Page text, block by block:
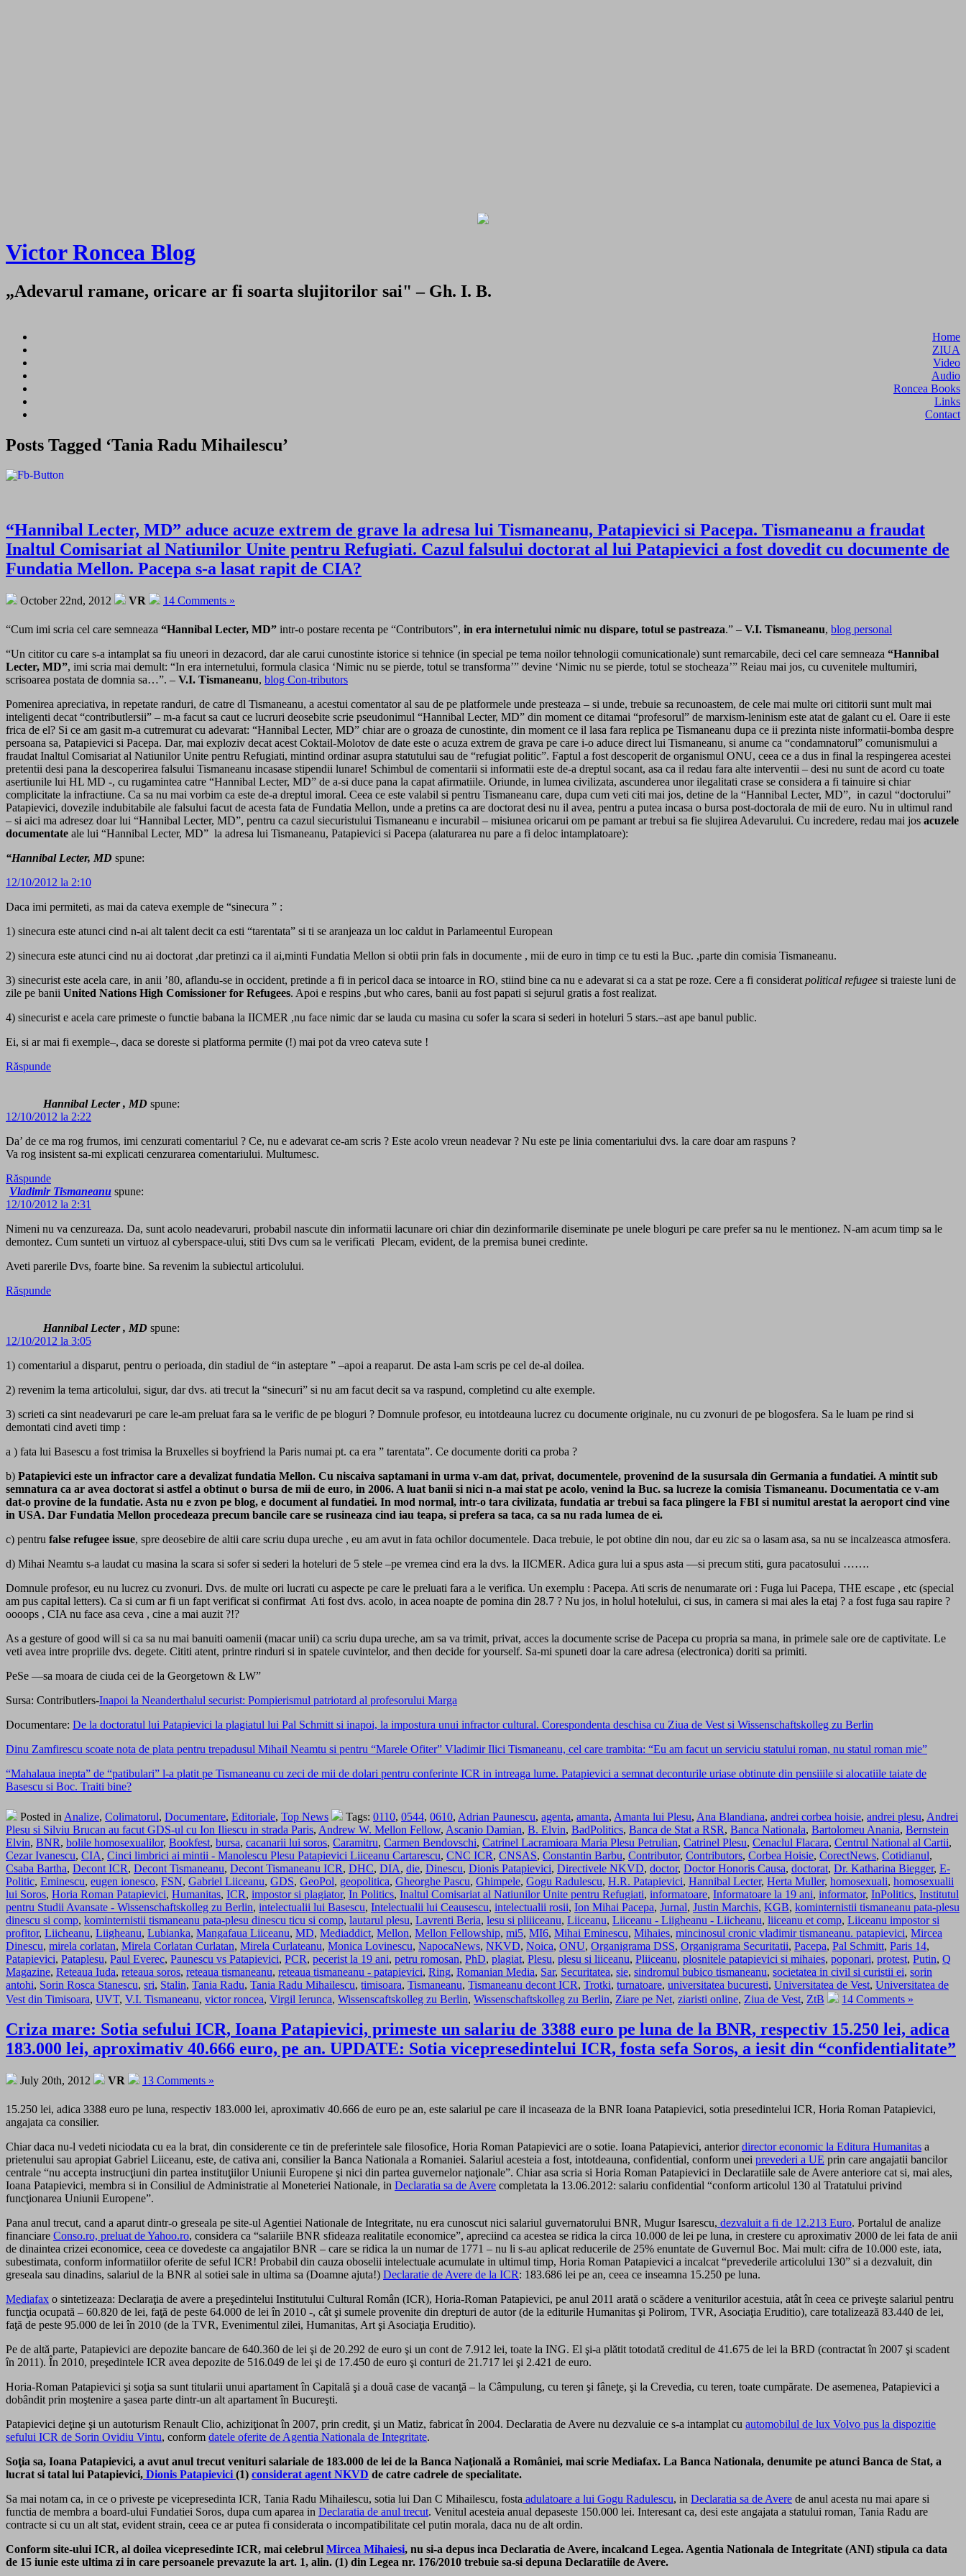
Victor Roncea Blog
„Adevarul ramane, oricare ar fi soarta slujitorilor sai" – Gh. I. B.
Home
ZIUA
Video
Audio
Roncea Books
Links
Contact
Posts Tagged ‘Tania Radu Mihailescu’
“Hannibal Lecter, MD” aduce acuze extrem de grave la adresa lui Tismaneanu, Patapievici si Pacepa. Tismaneanu a fraudat
Inaltul Comisariat al Natiunilor Unite pentru Refugiati. Cazul falsului doctorat al lui Patapievici a fost dovedit cu documente de
Fundatia Mellon. Pacepa s-a lasat rapit de CIA?
October 22nd, 2012 VR 14 Comments »
“Cum imi scria cel care semneaza “Hannibal Lecter, MD” intr-o postare recenta pe “Contributors”, in era internetului nimic nu dispare, totul se pastreaza.” – V.I. Tismaneanu, blog personal
“Un cititor cu care s-a intamplat sa fiu uneori in dezacord, dar ale carui cunostinte istorice si tehnice (in special pe tema noilor tehnologii comunicationale) sunt remarcabile, deci cel care semneaza “Hannibal
Lecter, MD”, imi scria mai demult: “In era internetului, formula clasica ‘Nimic nu se pierde, totul se transforma’” devine ‘Nimic nu se pierde, totul se stocheaza’” Reiau mai jos, cu cuvenitele multumiri,
scrisoarea postata de domnia sa…”. – V.I. Tismaneanu, blog Con-tributors
Pomenirea apreciativa, in repetate randuri, de catre dl Tismaneanu, a acestui comentator al sau de pe platformele unde presteaza – si unde, trebuie sa recunoastem, de cele mai multe ori cititorii sunt mult mai
inteligenti decat “contributlersii” – m-a facut sa caut ce lucruri deosebite scrie pseudonimul “Hannibal Lecter, MD” din moment ce ditamai “profesorul” de marxism-leninism este atat de galant cu el. Oare ii este
frica de el? Si ce am gasit m-a cutremurat cu adevarat: “Hannibal Lecter, MD” chiar are o groaza de cunostinte, din moment ce il lasa fara replica pe Tismaneanu dupa ce ii prezinta niste informatii-bomba despre
persoana sa, Patapievici si Pacepa. Dar, mai exploziv decat acest Coktail-Molotov de date este o acuza extrem de grava pe care i-o aduce direct lui Tismaneanu, si anume ca “condamnatorul” comunismului a
fraudat Inaltul Comisariat al Natiunilor Unite pentru Refugiati, mintind ordinar asupra statutului sau de “refugiat politic”. Faptul a fost descoperit de organismul ONU, ceea ce a dus in final la respingerea acestei
pretentii desi pana la descoperirea falsului Tismaneanu incasase stipendii lunare! Schimbul de comentarii si informatii este de-a dreptul socant, asa ca il redau fara alte interventii – desi nu sunt de acord cu toate
asertiunile lui HL MD -, cu rugamintea catre “Hannibal Lecter, MD” de a-si duce pana la capat afirmatiile. Oriunde, in lumea civilizata, ascunderea unor ilegalitati crase se considera a fi tainuire si chiar
complicitate la infractiune. Ca sa nu mai vorbim ca este de-a dreptul imoral. Ceea ce este valabil si pentru Tismaneanu care, dupa cum veti citi mai jos, detine de la “Hannibal Lecter, MD”, in cazul “doctorului”
Patapievici, dovezile indubitabile ale falsului facut de acesta fata de Fundatia Mellon, unde a pretins ca are doctorat desi nu il avea, pentru a putea incasa o bursa post-doctorala de mii de euro. Nu in ultimul rand
– si aici ma adresez doar lui “Hannibal Lecter, MD”, pentru ca cazul siecuristului Tismaneanu e incurabil – misiunea oricarui om pe pamant ar trebui sa fie slujirea Adevarului. Cu incredere, redau mai jos acuzele
documentate ale lui “Hannibal Lecter, MD” la adresa lui Tismaneanu, Patapievici si Pacepa (alaturarea nu pare a fi deloc intamplatoare):
“Hannibal Lecter, MD spune:
12/10/2012 la 2:10
Daca imi permiteti, as mai da cateva exemple de “sinecura ” :
1) sinecura este atunci cind n-ai alt talent decit ca esti “tarentata” si ti se aranjeaza un loc caldut in Parlameentul European
2) sinecura este atunci cind nu ai doctorat ,dar pretinzi ca il ai,minti Fundatia Mellon si obtii prin fals in documente , mii de euro in timp ce tu esti la Buc. ,parte din comisia Tismaneanu.
3) sinecurist este acela care, in anii ’80, aflandu-se in occident, pretinde a fi in pericol daca se intoarce in RO, stiind bine ca nu e adevarat si ca a stat pe roze. Cere a fi considerat political refugee si traieste luni de
zile pe banii United Nations High Comissioner for Refugees. Apoi e respins ,but who cares, banii au fost papati si sejurul gratis a fost realizat.
4) sinecurist e acela care primeste o functie babana la IICMER ,nu face nimic dar se lauda cu masina cu sofer la scara si sederi in hoteluri 5 stars.–ast ape banul public.
Ei, si ar mai fi exemple–, daca se doreste si platforma permite (!) mai pot da vreo cateva sute !
Răspunde
Hannibal Lecter , MD spune:
12/10/2012 la 2:22
Da’ de ce ma rog frumos, imi cenzurati comentariul ? Ce, nu e adevarat ce-am scris ? Este acolo vreun neadevar ? Nu este pe linia comentariului dvs. la care doar am raspuns ?
Va rog insistent sa-mi explicati cenzurarea comentariului. Multumesc.
Răspunde
Vladimir Tismaneanu spune:
12/10/2012 la 2:31
Nimeni nu va cenzureaza. Da, sunt acolo neadevaruri, probabil nascute din informatii lacunare ori chiar din dezinformarile diseminate pe unele bloguri pe care prefer sa nu le mentionez. N-am acum timp sa le
demontez. Cum sunteti un virtuoz al cyberspace-ului, stiti Dvs cum sa le verificati Plecam, evident, de la premisa bunei credinte.
Aveti parerile Dvs, foarte bine. Sa revenim la subiectul articolului.
Răspunde
Hannibal Lecter , MD spune:
12/10/2012 la 3:05
1) comentariul a disparut, pentru o perioada, din stadiul de “in asteptare ” –apoi a reaparut. De asta l-am scris pe cel de-al doilea.
2) revenim la tema articolului, sigur, dar dvs. ati trecut la “sinecuri” si nu am facut decit sa va raspund, completind cu alte exemple.
3) scrieti ca sint neadevaruri pe care le-am preluat fara sa le verific de pe bloguri ? Domnule profesor, eu intotdeauna lucrez cu documente originale, nu cu zvonuri de pe blogosfera. Sa le luam pe rind si
demontati cind aveti timp :
a ) fata lui Basescu a fost trimisa la Bruxelles si boyfriend la Paris numai pt. ca era ” tarentata”. Ce documente doriti ca proba ?
b) Patapievici este un infractor care a devalizat fundatia Mellon. Cu niscaiva saptamani in urma v-am dat, privat, documentele, provenind de la susursala din Germania a fundatiei. A mintit sub
semnatura ca ar avea doctorat si astfel a obtinut o bursa de mii de euro, in 2006. A luat banii si nici n-a mai stat pe acolo, venind la Buc. sa lucreze la comisia Tismaneanu. Documentatia ce v-am
dat-o provine de la fundatie. Asta nu e zvon pe blog, e document al fundatiei. In mod normal, intr-o tara civilizata, fundatia ar trebui sa faca plingere la FBI si numitul arestat la aeroport cind vine
in USA. Dar Fundatia Mellon procedeaza precum bancile care se rusineaza cind iau teapa, si prefera sa taca, ca sa nu rada lumea de ei.
c) pentru false refugee issue, spre deosebire de altii care scriu dupa ureche , eu am avut in fata ochilor documentele. Daca trebuie, le pot obtine din nou, dar eu zic sa o lasam asa, sa nu se incalzeasca atmosfera.
d) Mihai Neamtu s-a laudat cu masina la scara si sofer si sederi la hoteluri de 5 stele –pe vremea cind era la dvs. la IICMER. Adica gura lui a spus asta —si precum stiti, gura pacatosului …….
Domnule profesor, eu nu lucrez cu zvonuri. Dvs. de multe ori lucrati cu aspecte pe care le preluati fara a le verifica. Un exemplu : Pacepa. Ati scris de nenumarate ori : Fuga lui Pacepa, THE escape , etc (special
am pus capital letters). Ca si cum ar fi un fapt verificat si confirmat Ati fost dvs. acolo, in acea noapte de pomina din 28.7 ? Nu jos, in holul hotelului, ci sus, in camera si mai ales la etaj ? a fost fuga sau rapire ?
oooops , CIA nu face asa ceva , cine a mai auzit ?!?
As a gesture of good will si ca sa nu mai banuiti oamenii (macar unii) ca scriu dupa ureche, am sa va trimit, privat, acces la documente scrise de Pacepa cu propria sa mana, in primele sale ore de captivitate. Le
veti avea intre propriile dvs. degete. Cititi atent, printre rinduri si in spatele cuvintelor, and then decide for yourself. Sa-mi spuneti doar la care adresa (electronica) doriti sa primiti.
PeSe —sa moara de ciuda cei de la Georgetown & LW”
Sursa: Contributlers-Inapoi la Neanderthalul securist: Pompierismul patriotard al profesorului Marga
Documentare: De la doctoratul lui Patapievici la plagiatul lui Pal Schmitt si inapoi, la impostura unui infractor cultural. Corespondenta deschisa cu Ziua de Vest si Wissenschaftskolleg zu Berlin
Dinu Zamfirescu scoate nota de plata pentru trepadusul Mihail Neamtu si pentru “Marele Ofiter” Vladimir Ilici Tismaneanu, cel care trambita: “Eu am facut un serviciu statului roman, nu statul roman mie”
“Mahalaua inepta” de “patibulari” l-a platit pe Tismaneanu cu zeci de mii de dolari pentru conferinte ICR in intreaga lume. Patapievici a semnat deconturile uriase obtinute din pensiiile si alocatiile taiate de
Basescu si Boc. Traiti bine?
Posted in Analize, Colimatorul, Documentare, Editoriale, Top News Tags: 0110, 0544, 0610, Adrian Paunescu, agenta, amanta, Amanta lui Plesu, Ana Blandiana, andrei corbea hoisie, andrei plesu, Andrei
Plesu si Silviu Brucan au facut GDS-ul cu Ion Iliescu in strada Paris, Andrew W. Mellon Fellow, Ascanio Damian, B. Elvin, BadPolitics, Banca de Stat a RSR, Banca Nationala, Bartolomeu Anania, Bernstein
Elvin, BNR, bolile homosexualilor, Bookfest, bursa, cacanarii lui soros, Caramitru, Carmen Bendovschi, Catrinel Lacramioara Maria Plesu Petrulian, Catrinel Plesu, Cenaclul Flacara, Centrul National al Cartii,
Cezar Ivanescu, CIA, Cinci limbrici ai mintii - Manolescu Plesu Patapievici Liiceanu Cartarescu, CNC ICR, CNSAS, Constantin Barbu, Contributor, Contributors, Corbea Hoisie, CorectNews, Cotidianul,
Csaba Bartha, Decont ICR, Decont Tismaneanu, Decont Tismaneanu ICR, DHC, DIA, die, Dinescu, Dionis Patapievici, Directivele NKVD, doctor, Doctor Honoris Causa, doctorat, Dr. Katharina Biegger, E-
Politic, Eminescu, eugen ionesco, FSN, Gabriel Liiceanu, GDS, GeoPol, geopolitica, Gheorghe Pascu, Ghimpele, Gogu Radulescu, H.R. Patapievici, Hannibal Lecter, Herta Muller, homosexuali, homosexualii
lui Soros, Horia Roman Patapievici, Humanitas, ICR, impostor si plagiator, In Politics, Inaltul Comisariat al Natiunilor Unite pentru Refugiati, informatoare, Informatoare la 19 ani, informator, InPolitics, Institutul
pentru Studii Avansate - Wissenschaftskolleg zu Berlin, intelectualii lui Basescu, Intelectualii lui Ceausescu, intelectualii rosii, Ion Mihai Pacepa, Jurnal, Justin Marchis, KGB, kominternistii tismaneanu pata-plesu
dinescu si comp, kominternistii tismaneanu pata-plesu dinescu ticu si comp, lautarul plesu, Lavrenti Beria, lesu si pliiiceanu, Liiceanu, Liiceanu - Liigheanu - Liicheanu, liiceanu et comp, Liiceanu impostor si
profitor, Liicheanu, Liigheanu, Lubianka, Mangafaua Liiceanu, MD, Mediaddict, Mellon, Mellon Fellowship, mi5, MI6, Mihai Eminescu, Mihaies, mincinosul cronic vladimir tismaneanu. patapievici, Mircea
Dinescu, mirela corlatan, Mirela Corlatan Curlatan, Mirela Curlateanu, Monica Lovinescu, NapocaNews, NKVD, Noica, ONU, Organigrama DSS, Organigrama Securitatii, Pacepa, Pal Schmitt, Paris 14,
Patapievici, Pataplesu, Paul Everec, Paunescu vs Patapievici, PCR, pecerist la 19 ani, petru romosan, PhD, plagiat, Plesu, plesu si liiceanu, Pliiceanu, plosnitele patapievici si mihaies, poponari, protest, Putin, Q
Magazine, Reteaua Iuda, reteaua soros, reteaua tismaneanu, reteaua tismaneanu - patapievici, Ring, Romanian Media, Sar, Securitatea, sie, sindromul bubico tismaneanu, societatea in civil si curistii ei, sorin
antohi, Sorin Rosca Stanescu, sri, Stalin, Tania Radu, Tania Radu Mihailescu, timisoara, Tismaneanu, Tismaneanu decont ICR, Trotki, turnatoare, universitatea bucuresti, Universitatea de Vest, Universitatea de
Vest din Timisoara, UVT, V.I. Tismaneanu, victor roncea, Virgil Ierunca, Wissenscaftskolleg zu Berlin, Wissenschaftskolleg zu Berlin, Ziare pe Net, ziaristi online, Ziua de Vest, ZtB 14 Comments »
Criza mare: Sotia sefului ICR, Ioana Patapievici, primeste un salariu de 3388 euro pe luna de la BNR, respectiv 15.250 lei, adica
183.000 lei, aproximativ 40.666 euro, pe an. UPDATE: Sotia vicepresedintelui ICR, fosta sefa Soros, a iesit din “confidentialitate”
July 20th, 2012 VR 13 Comments »
15.250 lei, adica 3388 euro pe luna, respectiv 183.000 lei, aproximativ 40.666 de euro pe an, este salariul pe care il incaseaza de la BNR Ioana Patapievici, sotia presedintelui ICR, Horia Roman Patapievici,
angajata ca consilier.
Chiar daca nu-l vedeti niciodata cu ea la brat, din considerente ce tin de preferintele sale filosofice, Horia Roman Patapievici are o sotie. Ioana Patapievici, anteriordirector economic la Editura Humanitas a
prietenului sau apropiat Gabriel Liiceanu, este, de cativa ani, consilier la Banca Nationala a Romaniei. Salariul acesteia a fost, intotdeauna, confidential, conform unei prevederi a UE prin care angajatii bancilor
centrale “nu accepta instrucţiuni din partea instituţiilor Uniunii Europene şi nici din partea guvernelor naţionale”. Chiar asa scria si Horia Roman Patapievici in Declaratiile sale de Avere anteriore cat si, mai ales,
Ioana Patapievici, membra si in Consiliul de Administratie al Moneteriei Nationale, in Declaratia sa de Avere completata la 13.06.2012: salariu confidential “conform articolul 130 al Tratatului privind
funcţionarea Uniunii Europene”.
Pana anul trecut, cand a aparut dintr-o greseala pe site-ul Agentiei Nationale de Integritate, nu era cunoscut nici salariul guvernatorului BNR, Mugur Isarescu, dezvaluit a fi de 12.213 Euro. Portalul de analize
financiare Conso.ro, preluat de Yahoo.ro, considera ca “salariile BNR sfideaza realitatile economice”, apreciind ca acestea se ridica la circa 10.000 de lei pe luna, in crestere cu aproximativ 2000 de lei fata de anii
de dinaintea crizei economice, ceea ce dovedeste ca angajatilor BNR – care se ridica la un numar de 1771 – nu li s-au aplicat reducerile de 25% enuntate de Guvernul Boc. Mai mult: cifra de 10.000 este, iata,
subestimata, conform informatiilor oferite de seful ICR! Probabil din cauza oboselii intelectuale acumulate in ultimul timp, Horia Roman Patapievici a incalcat “prevederile articolului 130” si a dezvaluit, din
greseala sau dinadins, salariul de la BNR al sotiei sale in ultima sa (Doamne ajuta!) Declaratie de Avere de la ICR: 183.686 lei pe an, ceea ce inseamna 15.250 pe luna.
Mediafax o sintetizeaza: Declaraţia de avere a preşedintelui Institutului Cultural Român (ICR), Horia-Roman Patapievici, pe anul 2011 arată o scădere a veniturilor acestuia, atât în ceea ce priveşte salariul pentru
funcţia ocupată – 60.820 de lei, faţă de peste 64.000 de lei în 2010 -, cât şi sumele provenite din drepturi de autor (de la editurile Humanitas şi Polirom, TVR, Asociaţia Eruditio), care totalizează 83.440 de lei,
faţă de peste 95.000 de lei în 2010 (de la TVR, Evenimentul zilei, Humanitas, Art şi Asociaţia Eruditio).
Pe de altă parte, Patapievici are depozite bancare de 640.360 de lei şi de 20.292 de euro şi un cont de 7.912 lei, toate la ING. El şi-a plătit totodată creditul de 41.675 de lei la BRD (contractat în 2007 şi scadent
în 2011). În 2010, preşedintele ICR avea depozite de 516.049 de lei şi de 17.450 de euro şi conturi de 21.717 lei şi 2.421 de euro.
Horia-Roman Patapievici şi soţia sa sunt titularii unui apartament în Capitală şi a două case de vacanţă – la Câmpulung, cu teren şi fâneţe, şi la Crevedia, cu teren, toate cumpărate. De asemenea, Patapievici a
dobândit prin moştenire a şasea parte dintr-un alt apartament în Bucureşti.
Patapievici deţine şi un autoturism Renault Clio, achiziţionat în 2007, prin credit, şi un Matiz, fabricat în 2004. Declaratia de Avere nu dezvaluie ce s-a intamplat cu automobilul de lux Volvo pus la dispozitie
sefului ICR de Sorin Ovidiu Vintu, conform datele oferite de Agentia Nationala de Integritate.
Soţia sa, Ioana Patapievici, a avut anul trecut venituri salariale de 183.000 de lei de la Banca Naţională a României, mai scrie Mediafax. La Banca Nationala, denumite pe atunci Banca de Stat, a
lucrat si tatal lui Patapievici, Dionis Patapievici (1) considerat agent NKVD de catre cadrele de specialitate.
Sa mai notam ca, in ce o priveste pe vicepresedinta ICR, Tania Radu Mihailescu, sotia lui Dan C Mihailescu, fosta adulatoare a lui Gogu Radulescu, in Declaratia sa de Avere de anul acesta nu mai apare si
functia de membra a board-ului Fundatiei Soros, dupa cum aparea in Declaratia de anul trecut. Venitul acesteia anual depaseste 150.000 lei. Interesant ca, desi este angajata a statului roman, Tania Radu are
contracte si cu un alt stat, evident strain, ceea ce ar putea fi considerata o incompatibilitate cel putin morala, daca nu de alt ordin.
Conform site-ului ICR, al doilea vicepresedinte ICR, mai celebrul Mircea Mihaiesi, nu si-a depus inca Declaratia de Avere, incalcand Legea. Agentia Nationala de Integritate (ANI) stipula ca data
de 15 iunie este ultima zi in care persoanele prevazute la art. 1, alin. (1) din Legea nr. 176/2010 trebuie sa-si depuna Declaratiile de Avere.